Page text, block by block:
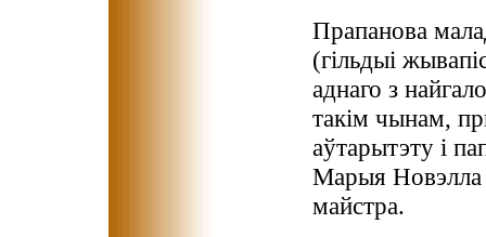
Прапанова
(гільдыі
аднаго з
такім чынам,
аўтарытэту і
Марыя Новэлла
майстра.